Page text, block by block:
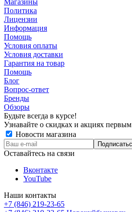
Магазины
Политика
Лицензии
Информация
Помощь
Условия оплаты
Условия доставки
Гарантия на товар
Помощь
Блог
Вопрос-ответ
Бренды
Обзоры
Будьте всегда в курсе!
Узнавайте о скидках и акциях первым
Новости магазина
Оставайтесь на связи
Вконтакте
YouTube
Наши контакты
+7 (846) 219-23-65